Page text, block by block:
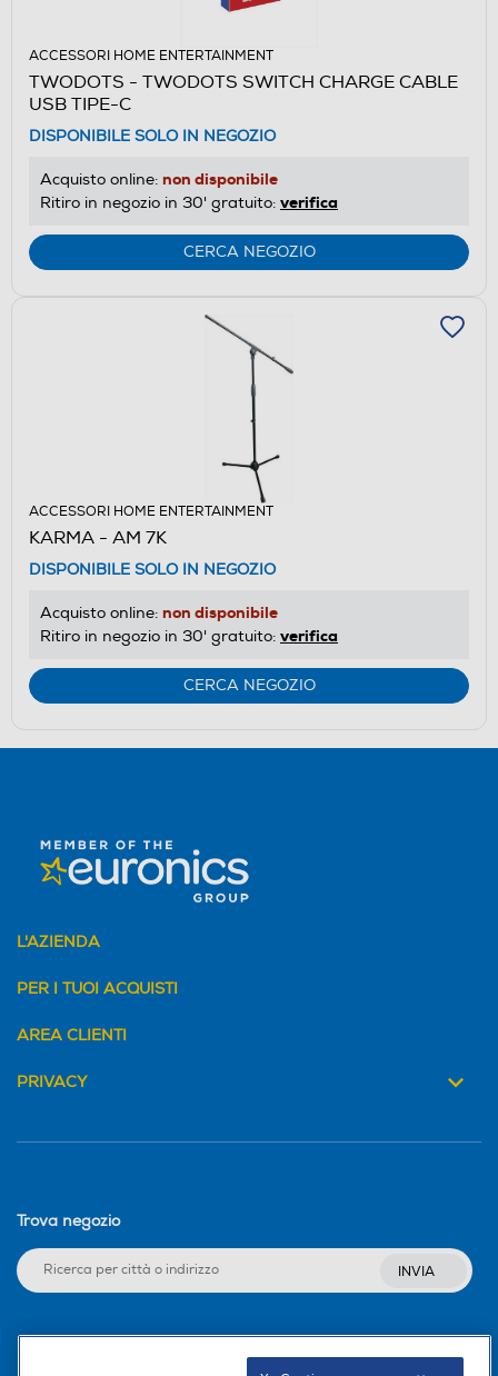
ACCESSORI HOME ENTERTAINMENT
TWODOTS - TWODOTS SWITCH CHARGE CABLE
USB TIPE-C
DISPONIBILE SOLO IN NEGOZIO
Acquisto online: non disponibile
Ritiro in negozio in 30' gratuito: verifica
CERCA NEGOZIO
ACCESSORI HOME ENTERTAINMENT
KARMA - AM 7K
DISPONIBILE SOLO IN NEGOZIO
Acquisto online: non disponibile
Ritiro in negozio in 30' gratuito: verifica
CERCA NEGOZIO
L'AZIENDA
PER I TUOI ACQUISTI
AREA CLIENTI
PRIVACY
Trova negozio
INVIA